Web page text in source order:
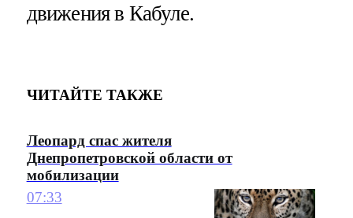
движения в Кабуле.
ЧИТАЙТЕ ТАКЖЕ
Леопард спас жителя
Днепропетровской области от
мобилизации
07:33